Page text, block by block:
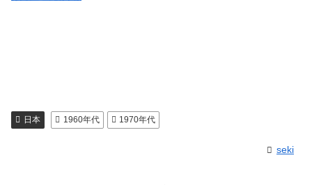
日本 1960年代 1970年代
seki